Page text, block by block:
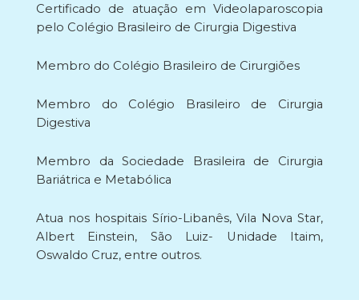
Certificado de atuação em Videolaparoscopia
pelo Colégio Brasileiro de Cirurgia Digestiva
Membro do Colégio Brasileiro de Cirurgiões
Membro do Colégio Brasileiro de Cirurgia
Digestiva
Membro da Sociedade Brasileira de Cirurgia
Bariátrica e Metabólica
Atua nos hospitais Sírio-Libanês, Vila Nova Star,
Albert Einstein, São Luiz- Unidade Itaim,
Oswaldo Cruz, entre outros.